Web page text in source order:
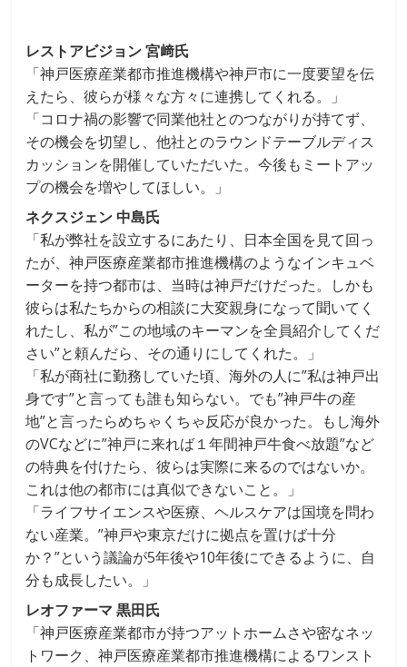
レストアビジョン 宮﨑氏
「神戸医療産業都市推進機構や神戸市に一度要望を伝
えたら、彼らが様々な方々に連携してくれる。」
「コロナ禍の影響で同業他社とのつながりが持てず、
その機会を切望し、他社とのラウンドテーブルディス
カッションを開催していただいた。今後もミートアッ
プの機会を増やしてほしい。」
ネクスジェン 中島氏
「私が弊社を設立するにあたり、日本全国を見て回っ
たが、神戸医療産業都市推進機構のようなインキュベ
ーターを持つ都市は、当時は神戸だけだった。しかも
彼らは私たちからの相談に大変親身になって聞いてく
れたし、私が”この地域のキーマンを全員紹介してくだ
さい”と頼んだら、その通りにしてくれた。」
「私が商社に勤務していた頃、海外の人に”私は神戸出
身です”と言っても誰も知らない。でも”神戸牛の産
地”と言ったらめちゃくちゃ反応が良かった。もし海外
のVCなどに”神戸に来れば１年間神戸牛食べ放題”など
の特典を付けたら、彼らは実際に来るのではないか。
これは他の都市には真似できないこと。」
「ライフサイエンスや医療、ヘルスケアは国境を問わ
ない産業。”神戸や東京だけに拠点を置けば十分
か？”という議論が5年後や10年後にできるように、自
分も成長したい。」
レオファーマ 黒田氏
「神戸医療産業都市が持つアットホームさや密なネッ
トワーク、神戸医療産業都市推進機構によるワンスト